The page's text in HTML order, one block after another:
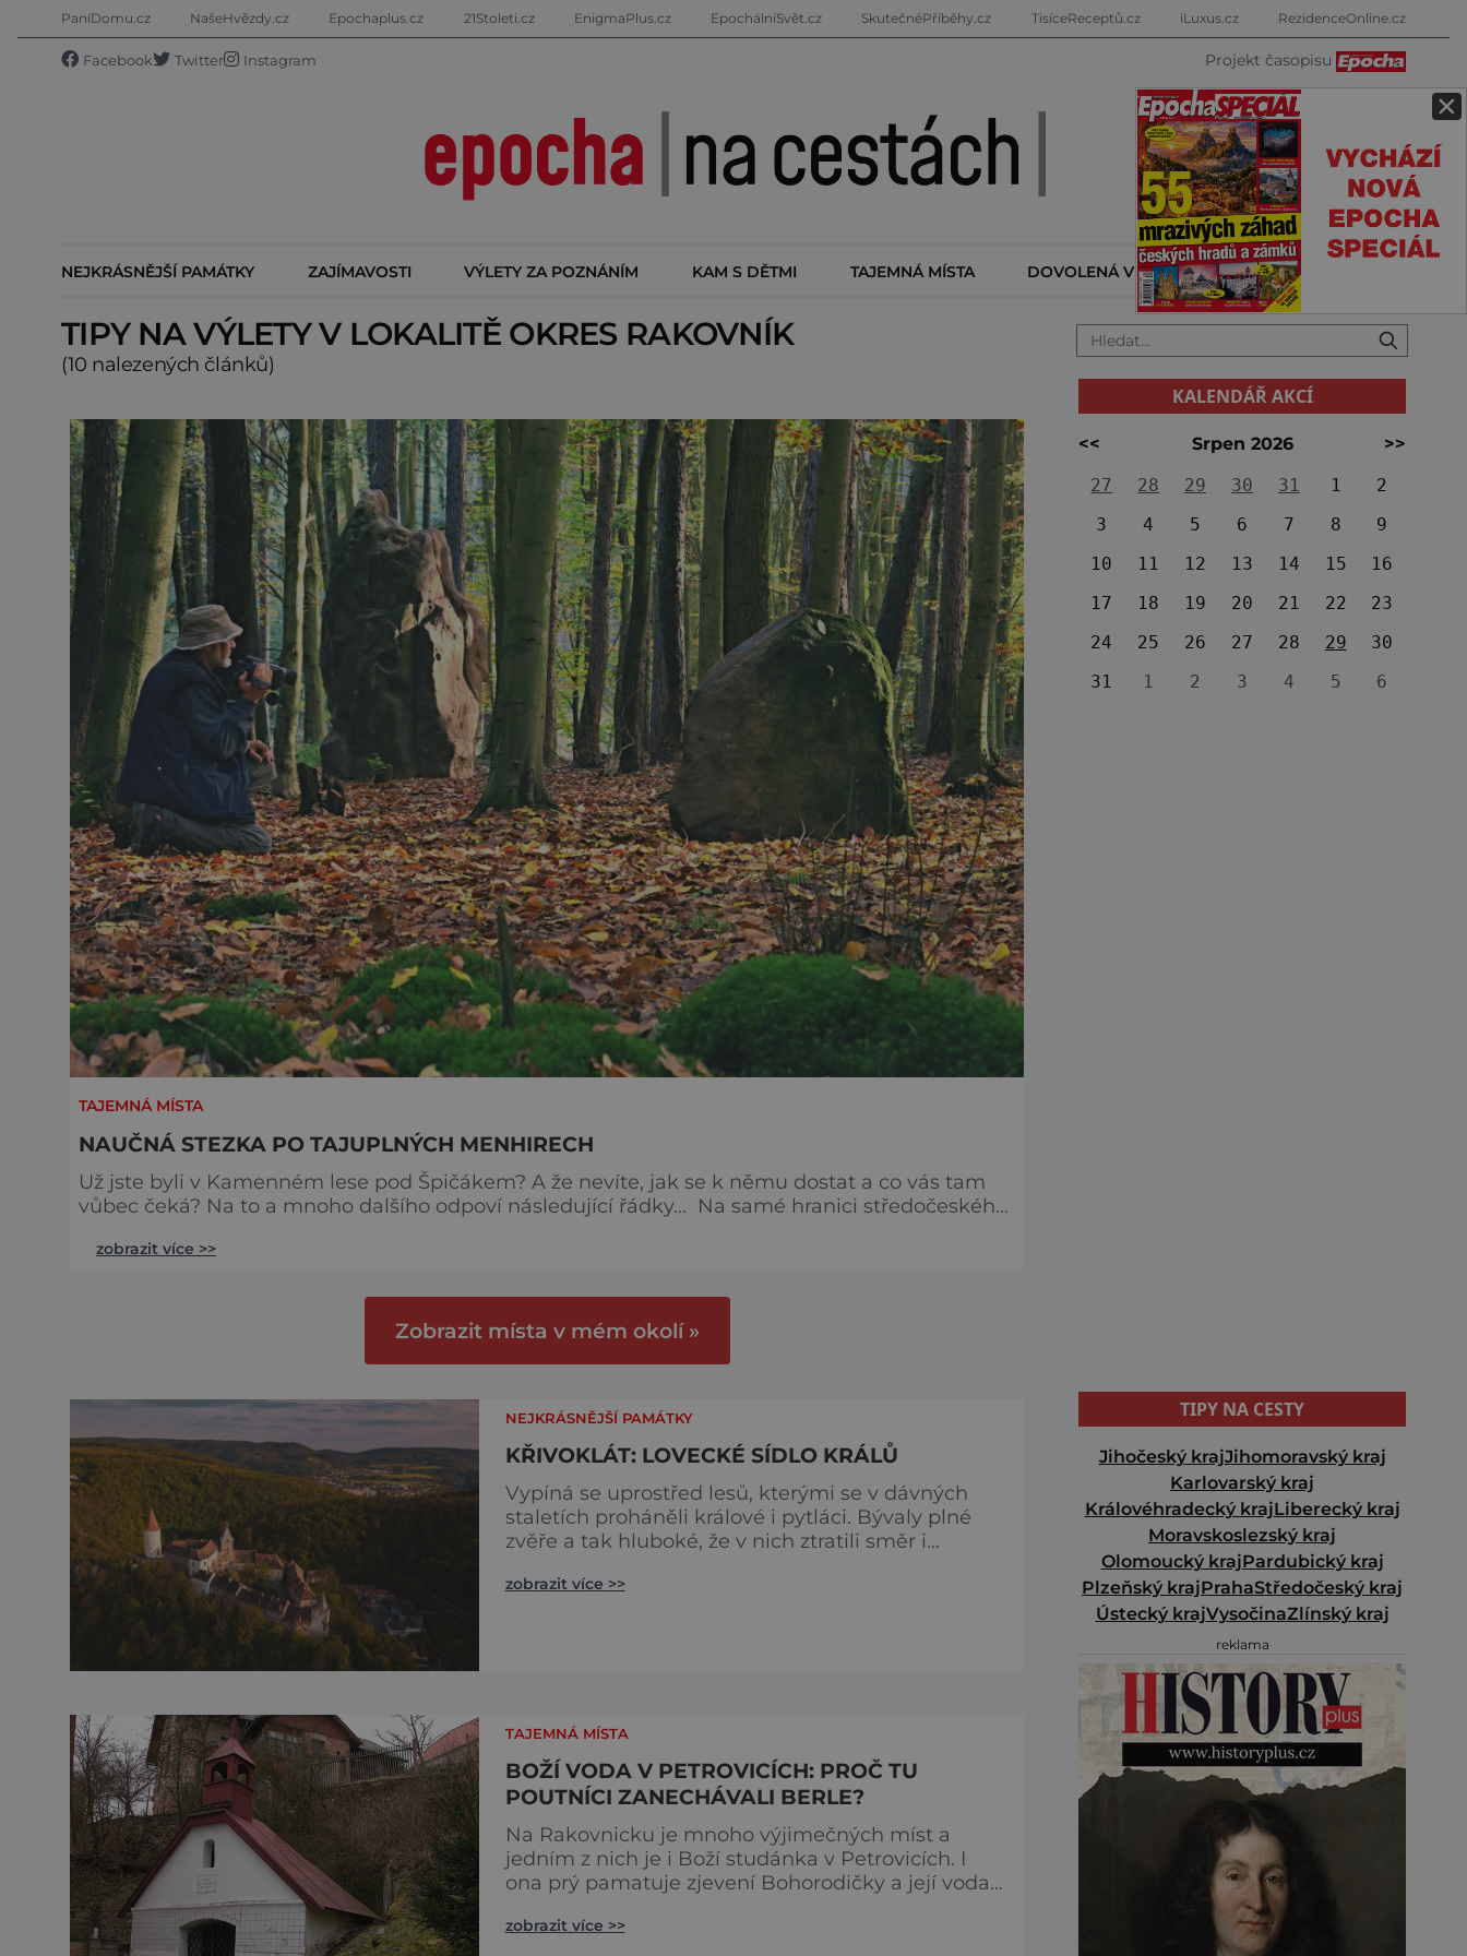
×
PaníDomu.cz NašeHvězdy.cz Epochaplus.cz 21Stoleti.cz EnigmaPlus.cz EpochálníSvět.cz SkutečnéPříběhy.cz TisíceReceptů.cz iLuxus.cz RezidenceOnline.cz
Facebook Twitter Instagram Projekt časopisu
NEJKRÁSNĚJŠÍ PAMÁTKY ZAJÍMAVOSTI VÝLETY ZA POZNÁNÍM KAM S DĚTMI TAJEMNÁ MÍSTA DOVOLENÁ V ZAHRANIČÍ KALENDÁŘ AKCÍ
TIPY NA VÝLETY V LOKALITĚ OKRES RAKOVNÍK
(10 nalezených článků)
TAJEMNÁ MÍSTA
NAUČNÁ STEZKA PO TAJUPLNÝCH MENHIRECH
Už jste byli v Kamenném lese pod Špičákem? A že nevíte, jak se k němu dostat a co vás tam
vůbec čeká? Na to a mnoho dalšího odpoví následující řádky... Na samé hranici středočeského
přístřešek s bodem záchrany LN 023. Právě tady začíná poměrně novodobá Stezka po
zobrazit více >>
Zobrazit místa v mém okolí »
NEJKRÁSNĚJŠÍ PAMÁTKY
KŘIVOKLÁT: LOVECKÉ SÍDLO KRÁLŮ
Vypíná se uprostřed lesů, kterými se v dávných
staletích proháněli králové i pytláci. Bývaly plné
zvěře a tak hluboké, že v nich ztratili směr i
už téměř osm set let k perlám naší historie.
zobrazit více >>
TAJEMNÁ MÍSTA
BOŽÍ VODA V PETROVICÍCH: PROČ TU
POUTNÍCI ZANECHÁVALI BERLE?
Na Rakovnicku je mnoho výjimečných míst a
jedním z nich je i Boží studánka v Petrovicích. I
ona prý pamatuje zjevení Bohorodičky a její voda
uctívány na různých místech naší republiky.
zobrazit více >>
KALENDÁŘ AKCÍ
<< Srpen 2026
>>
27
28 29 30 31 1
2
3
4 5 6 7 8
9
10
11 12 13 14 15
16
17
18 19 20 21 22
23
24
25 26 27 28 29
30
31
1 2 3 4 5 6
TIPY NA CESTY
Jihočeský krajJihomoravský kraj
Karlovarský kraj
Královéhradecký krajLiberecký kraj
Moravskoslezský kraj
Olomoucký krajPardubický kraj
Plzeňský krajPrahaStředočeský kraj
Ústecký krajVysočinaZlínský kraj
reklama